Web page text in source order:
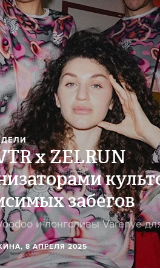
x ZELRUN
забегов
и лонгсливы Varenye
, 8 АПРЕЛЯ 2025